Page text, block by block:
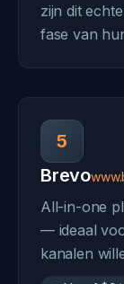
zijn dit
fase van
5
Brevo
All-in-one
— ideaal
kanalen